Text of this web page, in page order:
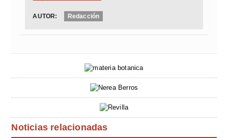
AUTOR: Redacción
Noticias relacionadas